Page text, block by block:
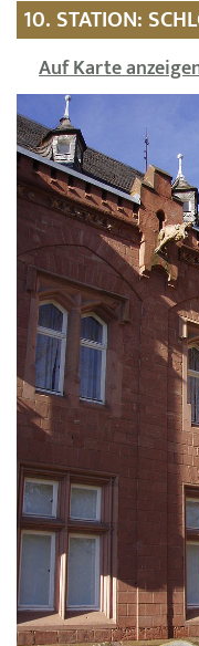
10. STATION:
Auf Karte